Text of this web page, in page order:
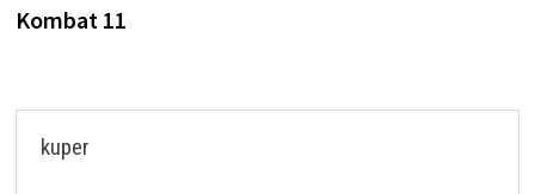
Kombat 11
kuper